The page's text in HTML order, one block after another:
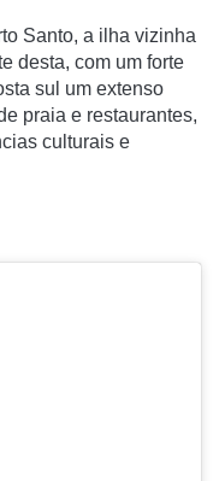
Santo, a ilha vizinha
desta, com um forte
sul um extenso
praia e restaurantes,
culturais e